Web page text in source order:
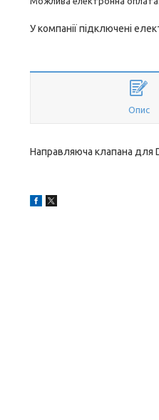
У компанії підключені
Опис
Направляюча клапана для